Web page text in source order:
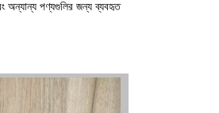
অন্যান্য পণ্যগুলির জন্য ব্যবহৃত